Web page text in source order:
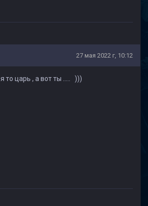
27 мая 2022 г, 10:12
я то царь , а вот ты ..... )))